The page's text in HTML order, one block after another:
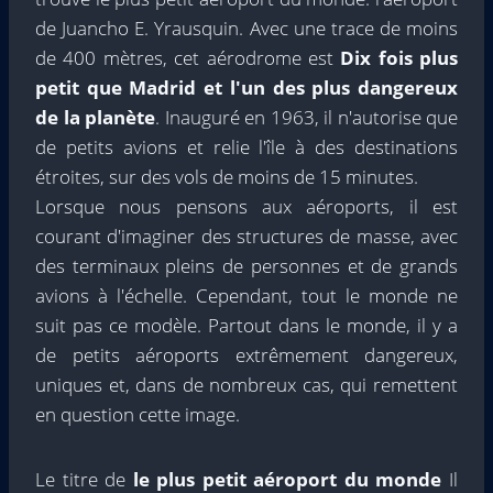
de Juancho E. Yrausquin. Avec une trace de moins
de 400 mètres, cet aérodrome estDix fois plus
petit que Madrid et l'un des plus dangereux
de la planète. Inauguré en 1963, il n'autorise que
de petits avions et relie l'île à des destinations
étroites, sur des vols de moins de 15 minutes.
Lorsque nous pensons aux aéroports, il est
courant d'imaginer des structures de masse, avec
des terminaux pleins de personnes et de grands
avions à l'échelle. Cependant, tout le monde ne
suit pas ce modèle. Partout dans le monde, il y a
de petits aéroports extrêmement dangereux,
uniques et, dans de nombreux cas, qui remettent
en question cette image.
Le titre de le plus petit aéroport du monde Il